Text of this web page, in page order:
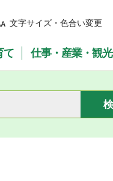
文字サイズ・色合い変更
て 仕事・産業・観光